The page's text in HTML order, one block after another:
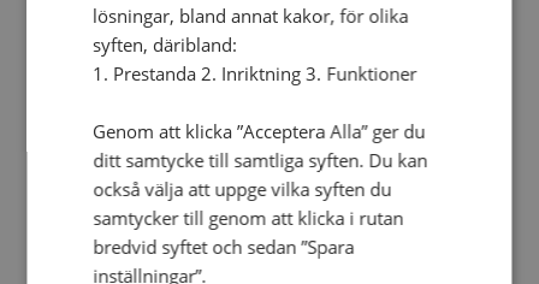
OM ALLIANSMISSIONEN
Hitta församling
SAM 2033
Vår organisation
Vår historia
Verksamhetsåret 2025
Årskonferensen
TRANSPARENS OCH ÖPPENHET
Vårt miljöarbete
lösningar, bland annat kakor, för olika
syften, däribland:
1. Prestanda 2. Inriktning 3. Funktioner
Genom att klicka ”Acceptera Alla” ger du
ditt samtycke till samtliga syften. Du kan
också välja att uppge vilka syften du
samtycker till genom att klicka i rutan
bredvid syftet och sedan ”Spara
inställningar”.